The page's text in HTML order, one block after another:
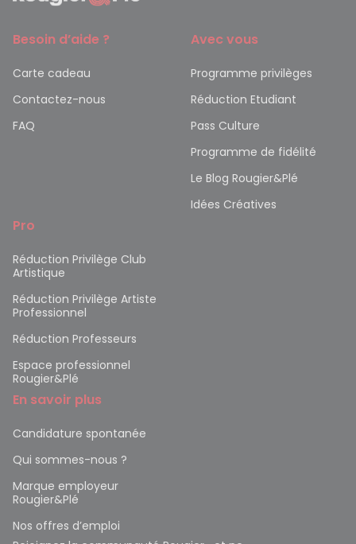
Besoin d’aide ?
Carte cadeau
Contactez-nous
FAQ
Avec vous
Programme privilèges
Réduction Etudiant
Pass Culture
Programme de fidélité
Le Blog Rougier&Plé
Idées Créatives
Pro
Réduction Privilège Club
Artistique
Réduction Privilège Artiste
Professionnel
Réduction Professeurs
Espace professionnel
Rougier&Plé
En savoir plus
Candidature spontanée
Qui sommes-nous ?
Marque employeur
Rougier&Plé
Nos offres d’emploi